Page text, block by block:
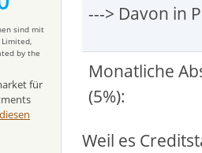
---> Davon in
Monatliche
(5%):
Weil es
sind mit
by the
für
diesen